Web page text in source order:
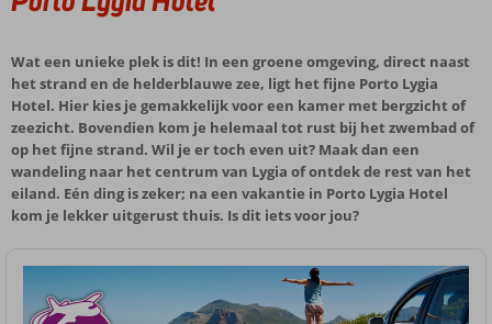
Wat een unieke plek is dit! In een groene omgeving, direct naast
het strand en de helderblauwe zee, ligt het fijne Porto Lygia
Hotel. Hier kies je gemakkelijk voor een kamer met bergzicht of
zeezicht. Bovendien kom je helemaal tot rust bij het zwembad of
op het fijne strand. Wil je er toch even uit? Maak dan een
wandeling naar het centrum van Lygia of ontdek de rest van het
eiland. Eén ding is zeker; na een vakantie in Porto Lygia Hotel
kom je lekker uitgerust thuis. Is dit iets voor jou?